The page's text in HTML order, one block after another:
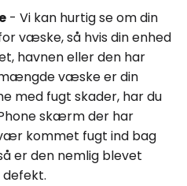
- Vi kan hurtig se om din
væske, så hvis din enhed
havnen eller den har
væske er din
med fugt skader, har du
skærm der har
kommet fugt ind bag
er den nemlig blevet